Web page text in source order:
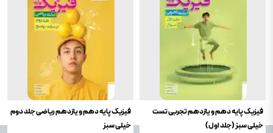
فیزیک پایه دهم و یازدهم تجربی تست
خیلی سبز (جلد اول)
فیزیک پایه دهم و یازدهم ریاضی جلد دوم
خیلی سبز